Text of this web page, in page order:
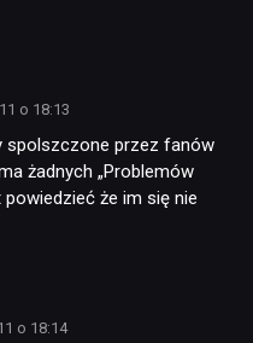
o 18:13
spolszczone przez fanów
żadnych „Problemów
że im się nie
o 18:14